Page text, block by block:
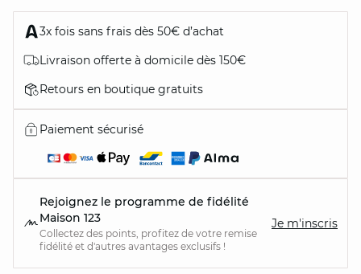
3x fois sans frais dès 50€ d’achat
Livraison offerte à domicile dès 150€
Retours en boutique gratuits
Paiement sécurisé
Rejoignez le programme de fidélité
Maison 123
Collectez des points, profitez de votre remise
fidélité et d'autres avantages exclusifs !
Je m'inscris